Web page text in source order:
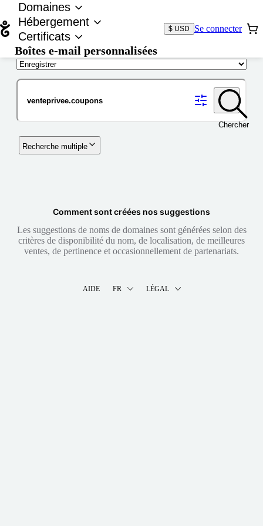
Domaines
Hébergement
Certificats
Boîtes e-mail personnalisées
$ USD Se connecter
Chercher
Recherche multiple
Comment sont créées nos suggestions
Les suggestions de noms de domaines sont générées selon des
critères de disponibilité du nom, de localisation, de meilleures
ventes, de pertinence et occasionnellement de partenariats.
AIDE FR LÉGAL